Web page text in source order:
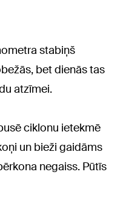
stabiņš
bet dienās tas
atzīmei.
ciklonu ietekmē
un bieži gaidāms
negaiss. Pūtīs